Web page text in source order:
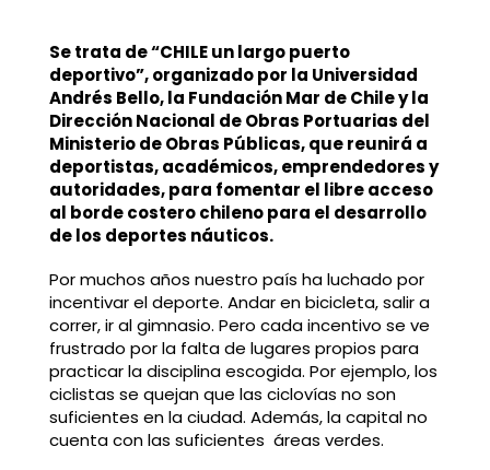
Se trata de “CHILE un largo puerto
deportivo”, organizado por la Universidad
Andrés Bello, la Fundación Mar de Chile y la
Dirección Nacional de Obras Portuarias del
Ministerio de Obras Públicas, que reunirá a
deportistas, académicos, emprendedores y
autoridades, para fomentar el libre acceso
al borde costero chileno para el desarrollo
de los deportes náuticos.
Por muchos años nuestro país ha luchado por
incentivar el deporte. Andar en bicicleta, salir a
correr, ir al gimnasio. Pero cada incentivo se ve
frustrado por la falta de lugares propios para
practicar la disciplina escogida. Por ejemplo, los
ciclistas se quejan que las ciclovías no son
suficientes en la ciudad. Además, la capital no
cuenta con las suficientes áreas verdes.